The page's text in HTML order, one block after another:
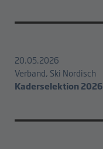
20.05.2026
Verband, Ski Nordisch
Kaderselektion